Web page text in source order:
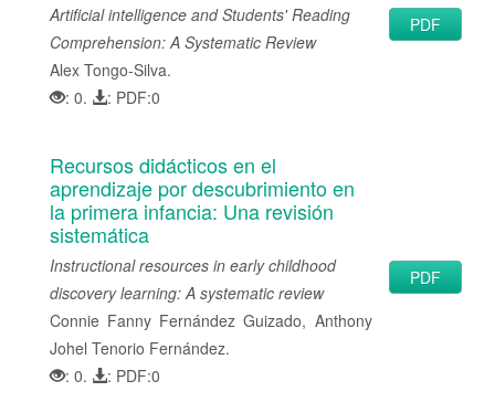
Artificial intelligence and Students' Reading
Comprehension: A Systematic Review
Alex Tongo-Silva.
: 0.
: PDF:0
PDF
Recursos didácticos en el
aprendizaje por descubrimiento en
la primera infancia: Una revisión
sistemática
Instructional resources in early childhood
discovery learning: A systematic review
Connie Fanny Fernández Guizado, Anthony
Johel Tenorio Fernández.
: 0.
: PDF:0
PDF